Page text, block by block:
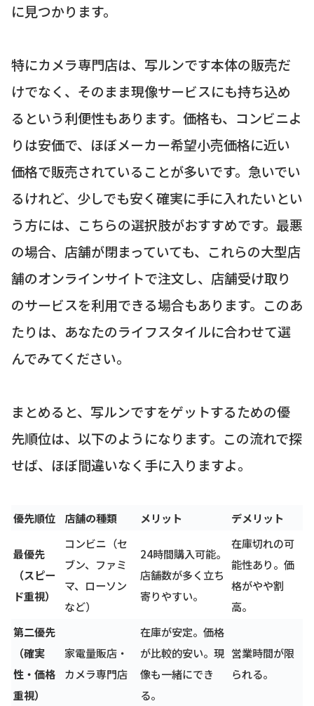
に見つかります。
特にカメラ専門店は、写ルンです本体の販売だ
けでなく、そのまま現像サービスにも持ち込め
るという利便性もあります。価格も、コンビニよ
りは安価で、ほぼメーカー希望小売価格に近い
価格で販売されていることが多いです。急いでい
るけれど、少しでも安く確実に手に入れたいとい
う方には、こちらの選択肢がおすすめです。最悪
の場合、店舗が閉まっていても、これらの大型店
舗のオンラインサイトで注文し、店舗受け取り
のサービスを利用できる場合もあります。このあ
たりは、あなたのライフスタイルに合わせて選
んでみてください。
まとめると、写ルンですをゲットするための優
先順位は、以下のようになります。この流れで探
せば、ほぼ間違いなく手に入りますよ。
優先順位 店舗の種類 メリット デメリット
最優先
（スピー
ド重視）
コンビニ（セ
ブン、ファミ
マ、ローソン
など）
24時間購入可能。
店舗数が多く立ち
寄りやすい。
在庫切れの可
能性あり。価
格がやや割
高。
第二優先
（確実
性・価格
重視）
家電量販店・
カメラ専門店
在庫が安定。価格
が比較的安い。現
像も一緒にでき
る。
営業時間が限
られる。